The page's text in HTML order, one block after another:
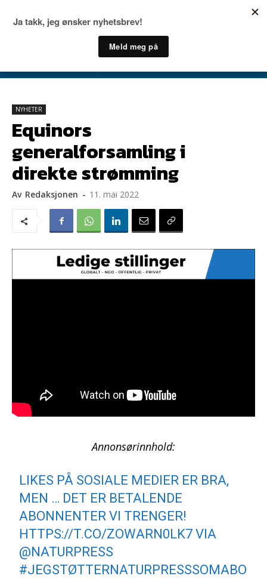
NYHETER
Equinors
generalforsamling i
direkte strømming
Av Redaksjonen - 11. mai 2022
Annonsørinnhold:
LIKES PÅ SOSIALE MEDIER ER BRA,
MEN … DET ER BETALENDE
ABONNENTER VI TRENGER!
HTTPS://T.CO/ZOWARN0LK7 VIA
@NATURPRESS
#JEGSTØTTERNATURPRESSSOMABO